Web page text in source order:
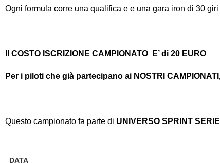
Ogni formula corre una qualifica e e una gara iron di 30
Il COSTO ISCRIZIONE CAMPIONATO E’di 20 EURO
Per i piloti che già partecipano ai NOSTRI
Questo campionato fa parte di UNIVERSO SPRINT
DATA